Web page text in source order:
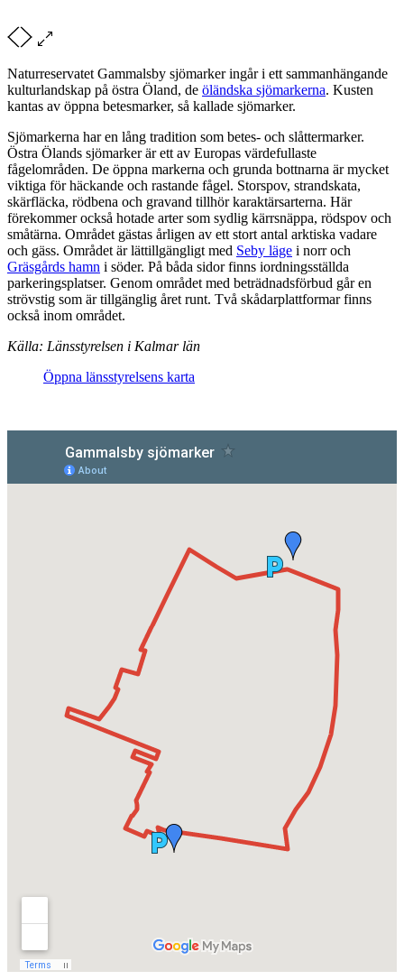
Naturreservatet Gammalsby sjömarker ingår i ett sammanhängande
kulturlandskap på östra Öland, de öländska sjömarkerna. Kusten
kantas av öppna betesmarker, så kallade sjömarker.
Sjömarkerna har en lång tradition som betes- och slåttermarker.
Östra Ölands sjömarker är ett av Europas värdefullaste
fågelområden. De öppna markerna och grunda bottnarna är mycket
viktiga för häckande och rastande fågel. Storspov, strandskata,
skärfläcka, rödbena och gravand tillhör karaktärsarterna. Här
förekommer också hotade arter som sydlig kärrsnäppa, rödspov och
småtärna. Området gästas årligen av ett stort antal arktiska vadare
och gäss. Området är lättillgängligt med Seby läge i norr och
Gräsgårds hamn i söder. På båda sidor finns iordningsställda
parkeringsplatser. Genom området med beträdnadsförbud går en
strövstig som är tillgänglig året runt. Två skådarplattformar finns
också inom området.
Källa: Länsstyrelsen i Kalmar län
Öppna länsstyrelsens karta